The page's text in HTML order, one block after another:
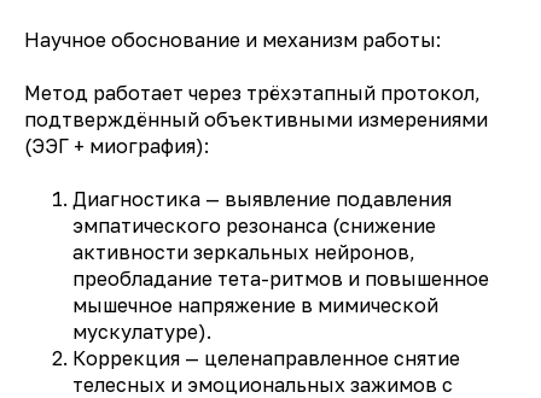
Научное обоснование и механизм работы:
Метод работает через трёхэтапный протокол,
подтверждённый объективными измерениями
(ЭЭГ + миография):
Диагностика — выявление подавления
эмпатического резонанса (снижение
активности зеркальных нейронов,
преобладание тета-ритмов и повышенное
мышечное напряжение в мимической
мускулатуре).
Коррекция — целенаправленное снятие
телесных и эмоциональных зажимов с